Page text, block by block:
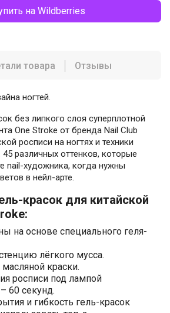
на Wildberries
товара Отзывы
ногтей.
без липкого слоя суперплотной
One Stroke от бренда Nail Club
росписи на ногтях и техники
различных оттенков, которые
nail-художника, когда нужны
в нейл-арте.
красок для китайской
на основе специального геля-
лёгкого мусса.
краски.
росписи под лампой
60 секунд.
и гибкость гель-красок